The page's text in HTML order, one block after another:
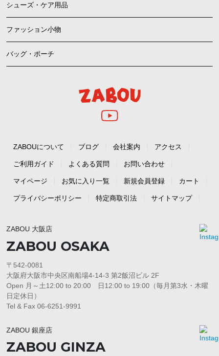
シューズ・ケア用品
ファッション小物
バッグ・ポーチ
ZABOUについて ブログ 会社案内 アクセス
ご利用ガイド よくある質問 お問い合わせ
マイページ お気に入り一覧 新規会員登録 カート
プライバシーポリシー 特定商取引法 サイトマップ
ZABOU 大阪店
ZABOU OSAKA
〒542-0081
大阪府大阪市中央区南船場4-14-3 第2飯沼ビル 2F
Open 月～土12:00 to 20:00 日12:00 to 19:00（毎月第3水・木曜
日定休日）
Tel & Fax 06-6251-9991
ZABOU 銀座店
ZABOU GINZA